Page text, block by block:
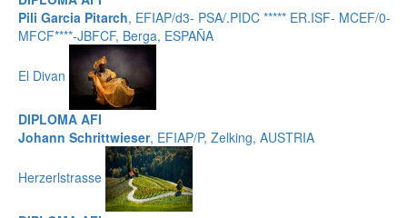
Pili Garcia Pitarch, EFIAP/d3- PSA/.PIDC ***** ER.ISF- MCEF/0-
MFCF****-JBFCF, Berga, ESPAÑA
El Divan
DIPLOMA AFI
Johann Schrittwieser, EFIAP/P, Zelking, AUSTRIA
Herzerlstrasse